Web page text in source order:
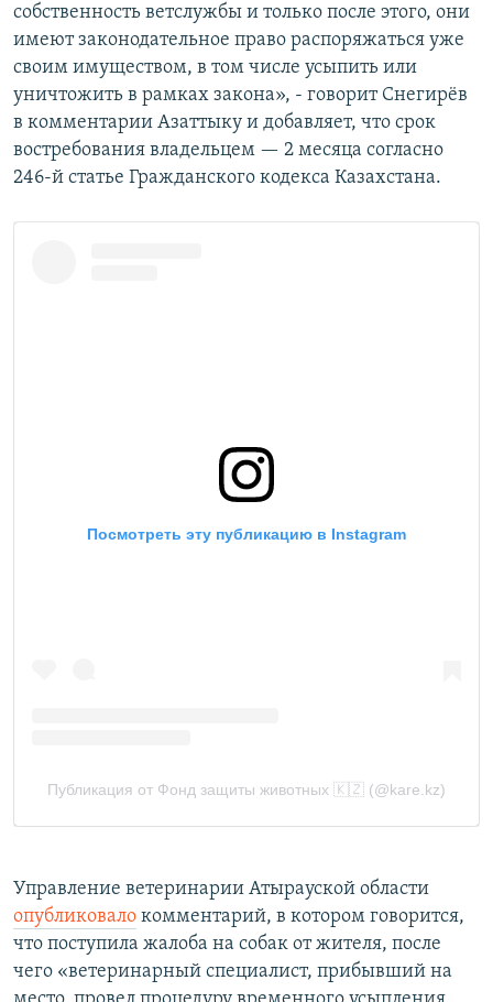
собственность ветслужбы и только после этого, они
имеют законодательное право распоряжаться уже
своим имуществом, в том числе усыпить или
уничтожить в рамках закона», - говорит Снегирёв
в комментарии Азаттыку и добавляет, что срок
востребования владельцем — 2 месяца согласно
246-й статье Гражданского кодекса Казахстана.
Управление ветеринарии Атырауской области
опубликовало комментарий, в котором говорится,
что поступила жалоба на собак от жителя, после
чего «ветеринарный специалист, прибывший на